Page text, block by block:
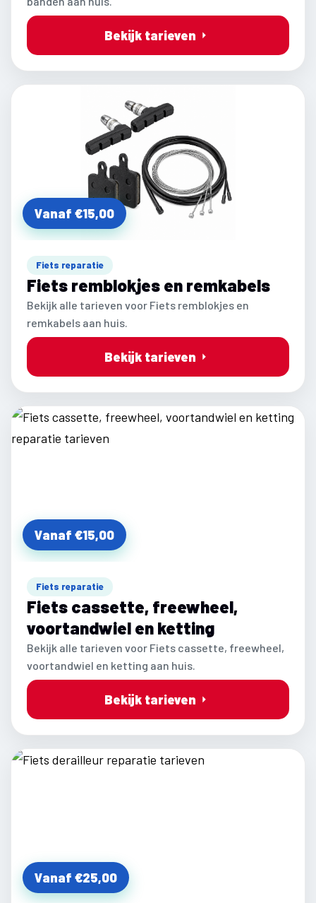
Bekijk tarieven
Vanaf €15,00
Fiets reparatie
Fiets remblokjes en remkabels
Bekijk alle tarieven voor Fiets remblokjes en
remkabels aan huis.
Bekijk tarieven
Vanaf €15,00
Fiets reparatie
Fiets cassette, freewheel,
voortandwiel en ketting
Bekijk alle tarieven voor Fiets cassette, freewheel,
voortandwiel en ketting aan huis.
Bekijk tarieven
Vanaf €25,00